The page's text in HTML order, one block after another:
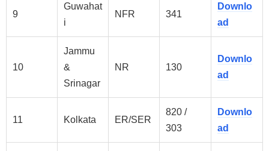
9
Guwahat
i
NFR 341
Downlo
ad
10
Jammu
&
Srinagar
NR 130
Downlo
ad
11 Kolkata ER/SER
820 /
303
Downlo
ad